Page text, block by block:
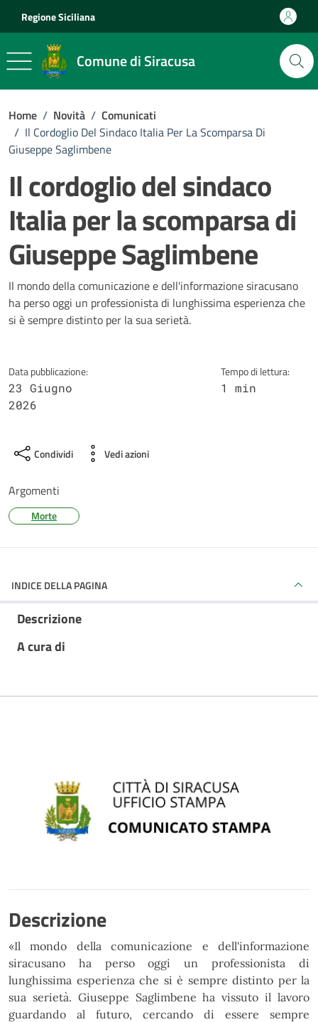
Regione Siciliana
Comune di Siracusa
Home / Novità / Comunicati
/ Il Cordoglio Del Sindaco Italia Per La Scomparsa Di
Giuseppe Saglimbene
Il cordoglio del sindaco
Italia per la scomparsa di
Giuseppe Saglimbene
Dettagli della notizia
Il mondo della comunicazione e dell'informazione siracusano
ha perso oggi un professionista di lunghissima esperienza che
si è sempre distinto per la sua serietà.
Data pubblicazione:
23 Giugno
2026
Tempo di lettura:
1 min
Condividi Vedi azioni
Argomenti
Morte
INDICE DELLA PAGINA
Descrizione
A cura di
Descrizione
«Il mondo della comunicazione e dell'informazione
siracusano ha perso oggiun professionista di
lunghissima esperienza che si è sempre distinto per la
sua serietà. Giuseppe Saglimbene ha vissuto il lavoro
guardando al futuro, cercando di essere sempre